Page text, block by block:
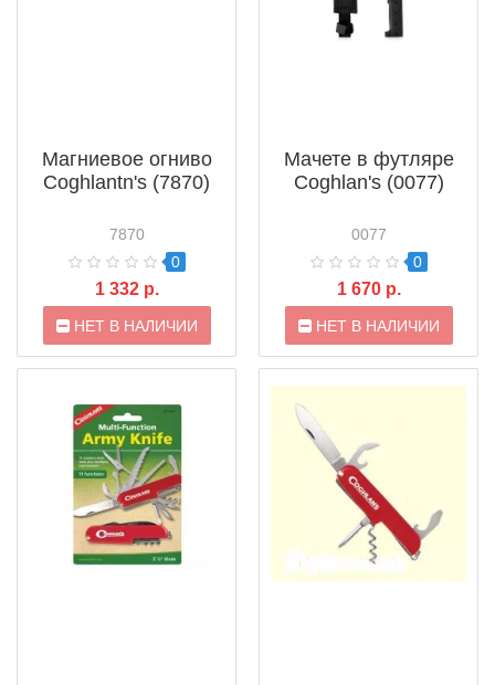
Магниевое огниво
Coghlantn's (7870)
7870
0
1 332 р.
НЕТ В НАЛИЧИИ
Мачете в футляре
Coghlan's (0077)
0077
0
1 670 р.
НЕТ В НАЛИЧИИ